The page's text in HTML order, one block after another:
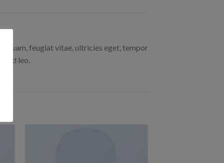
quam, feugiat vitae, ultricies eget, tempor
leo.